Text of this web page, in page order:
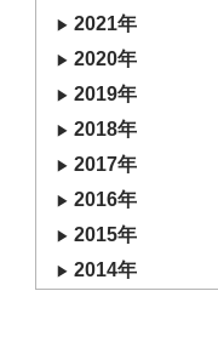
2021年
2020年
2019年
2018年
2017年
2016年
2015年
2014年